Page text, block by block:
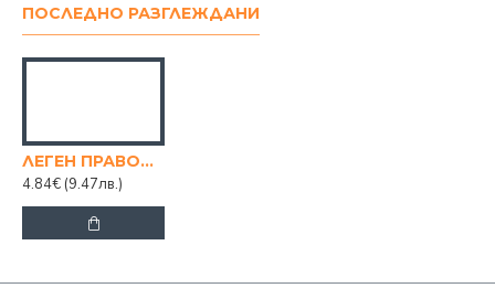
ПОСЛЕДНО РАЗГЛЕЖДАНИ
ЛЕГЕН ПРАВОЪГЪЛЕН 15Л.
4.84€ (9.47лв.)